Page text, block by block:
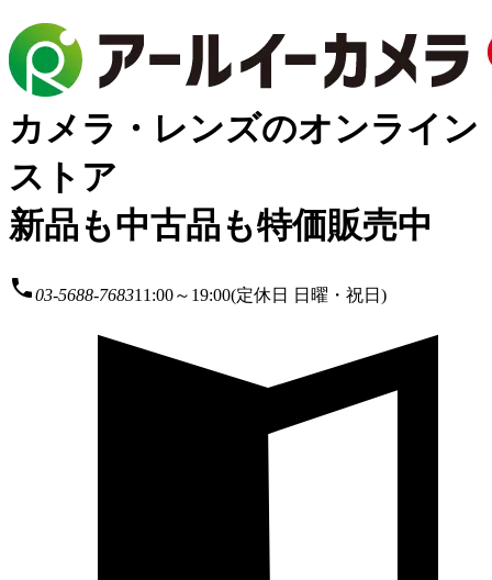
カメラ・レンズのオンライン
ストア
新品も中古品も特価販売中
local_phone03-5688-768311:00～19:00(定休日 日曜・祝日)